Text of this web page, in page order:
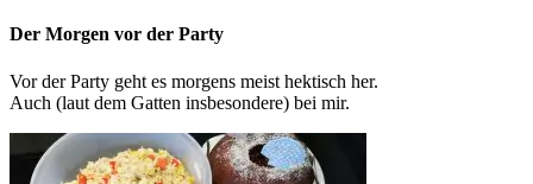
Der Morgen vor der Party
Vor der Party geht es morgens meist hektisch her.
Auch (laut dem Gatten insbesondere) bei mir.